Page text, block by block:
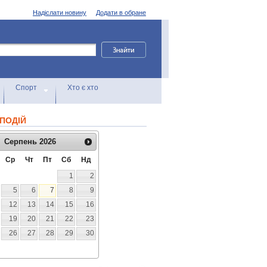
Додати в обране
Надіслати новину
Спорт Хто є хто
Серпень 2026
Ср Чт Пт Сб
Нд
1
2
5 6 7 8
9
12 13 14 15
16
19 20 21 22
23
26 27 28 29
30